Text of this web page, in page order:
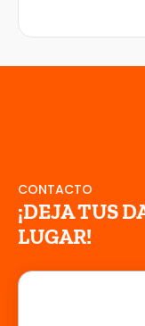
CONTACTO
¡DEJA TUS
LUGAR!